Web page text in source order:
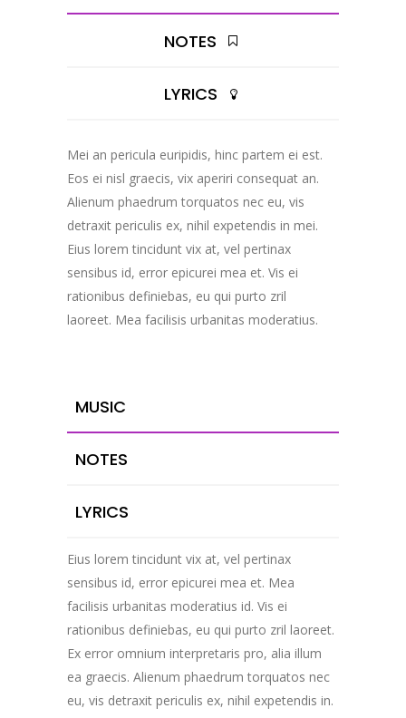
NOTES
LYRICS
Mei an pericula euripidis, hinc partem ei est.
Eos ei nisl graecis, vix aperiri consequat an.
Alienum phaedrum torquatos nec eu, vis
detraxit periculis ex, nihil expetendis in mei.
Eius lorem tincidunt vix at, vel pertinax
sensibus id, error epicurei mea et. Vis ei
rationibus definiebas, eu qui purto zril
laoreet. Mea facilisis urbanitas moderatius.
MUSIC
NOTES
LYRICS
Eius lorem tincidunt vix at, vel pertinax
sensibus id, error epicurei mea et. Mea
facilisis urbanitas moderatius id. Vis ei
rationibus definiebas, eu qui purto zril laoreet.
Ex error omnium interpretaris pro, alia illum
ea graecis. Alienum phaedrum torquatos nec
eu, vis detraxit periculis ex, nihil expetendis in.